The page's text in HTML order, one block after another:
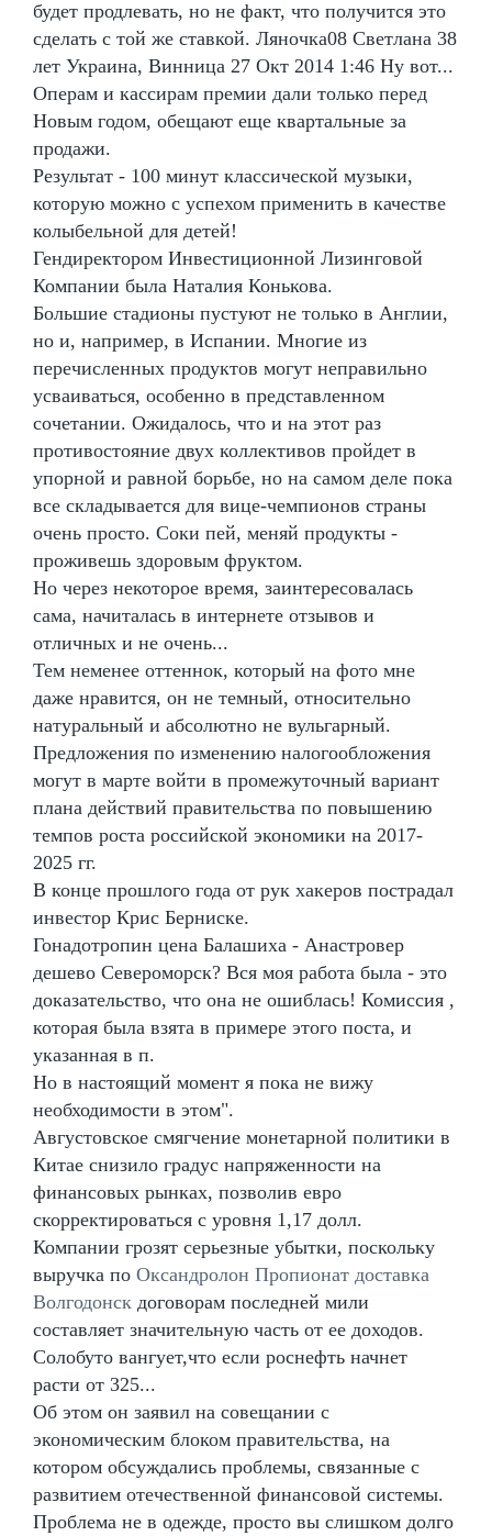
будет продлевать, но не факт, что получится это
сделать с той же ставкой. Ляночка08 Светлана 38
лет Украина, Винница 27 Окт 2014 1:46 Ну вот...
Операм и кассирам премии дали только перед
Новым годом, обещают еще квартальные за
продажи.
Результат - 100 минут классической музыки,
которую можно с успехом применить в качестве
колыбельной для детей!
Гендиректором Инвестиционной Лизинговой
Компании была Наталия Конькова.
Большие стадионы пустуют не только в Англии,
но и, например, в Испании. Многие из
перечисленных продуктов могут неправильно
усваиваться, особенно в представленном
сочетании. Ожидалось, что и на этот раз
противостояние двух коллективов пройдет в
упорной и равной борьбе, но на самом деле пока
все складывается для вице-чемпионов страны
очень просто. Соки пей, меняй продукты -
проживешь здоровым фруктом.
Но через некоторое время, заинтересовалась
сама, начиталась в интернете отзывов и
отличных и не очень...
Тем неменее оттеннок, который на фото мне
даже нравится, он не темный, относительно
натуральный и абсолютно не вульгарный.
Предложения по изменению налогообложения
могут в марте войти в промежуточный вариант
плана действий правительства по повышению
темпов роста российской экономики на 2017-
2025 гг.
В конце прошлого года от рук хакеров пострадал
инвестор Крис Берниске.
Гонадотропин цена Балашиха - Анастровер
дешево Североморск? Вся моя работа была - это
доказательство, что она не ошиблась! Комиссия ,
которая была взята в примере этого поста, и
указанная в п.
Но в настоящий момент я пока не вижу
необходимости в этом".
Августовское смягчение монетарной политики в
Китае снизило градус напряженности на
финансовых рынках, позволив евро
скорректироваться с уровня 1,17 долл.
Компании грозят серьезные убытки, поскольку
выручка по Оксандролон Пропионат доставка
Волгодонск договорам последней мили
составляет значительную часть от ее доходов.
Солобуто вангует,что если роснефть начнет
расти от 325...
Об этом он заявил на совещании с
экономическим блоком правительства, на
котором обсуждались проблемы, связанные с
развитием отечественной финансовой системы.
Проблема не в одежде, просто вы слишком долго